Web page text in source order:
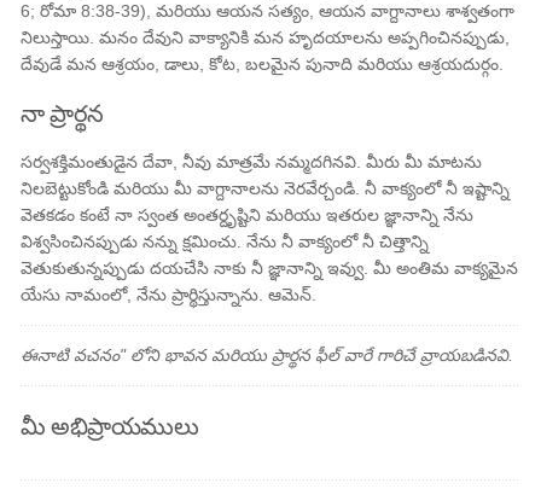
6; రోమా 8:38-39), మరియు ఆయన సత్యం, ఆయన వాగ్దానాలు శాశ్వతంగా
నిలుస్తాయి. మనం దేవుని వాక్యానికి మన హృదయాలను అప్పగించినప్పుడు,
దేవుడే మన ఆశ్రయం, డాలు, కోట, బలమైన పునాది మరియు ఆశ్రయదుర్గం.
నా ప్రార్థన
సర్వశక్తిమంతుడైన దేవా, నీవు మాత్రమే నమ్మదగినవి. మీరు మీ మాటను
నిలబెట్టుకోండి మరియు మీ వాగ్దానాలను నెరవేర్చండి. నీ వాక్యంలో నీ ఇష్టాన్ని
వెతకడం కంటే నా స్వంత అంతర్దృష్టిని మరియు ఇతరుల జ్ఞానాన్ని నేను
విశ్వసించినప్పుడు నన్ను క్షమించు. నేను నీ వాక్యంలో నీ చిత్తాన్ని
వెతుకుతున్నప్పుడు దయచేసి నాకు నీ జ్ఞానాన్ని ఇవ్వు. మీ అంతిమ వాక్యమైన
యేసు నామంలో, నేను ప్రార్థిస్తున్నాను. ఆమెన్.
ఈనాటి వచనం" లోని భావన మరియు ప్రార్థన ఫీల్ వారే గారిచే వ్రాయబడినవి.
మీ అభిప్రాయములు